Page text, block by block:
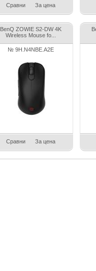
Сравни За цена
BenQ ZOWIE S2-DW 4K
Wireless Mouse fo...
№ 9H.N4NBE.A2E
Сравни За цена